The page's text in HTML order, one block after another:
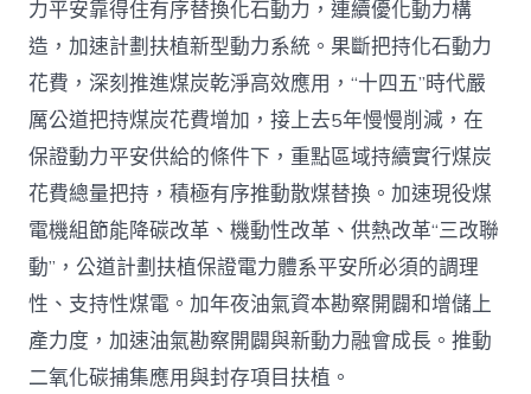
力平安靠得住有序替換化石動力，連續優化動力構
造，加速計劃扶植新型動力系統。果斷把持化石動力
花費，深刻推進煤炭乾淨高效應用，“十四五”時代嚴
厲公道把持煤炭花費增加，接上去5年慢慢削減，在
保證動力平安供給的條件下，重點區域持續實行煤炭
花費總量把持，積極有序推動散煤替換。加速現役煤
電機組節能降碳改革、機動性改革、供熱改革“三改聯
動”，公道計劃扶植保證電力體系平安所必須的調理
性、支持性煤電。加年夜油氣資本勘察開闢和增儲上
產力度，加速油氣勘察開闢與新動力融會成長。推動
二氧化碳捕集應用與封存項目扶植。